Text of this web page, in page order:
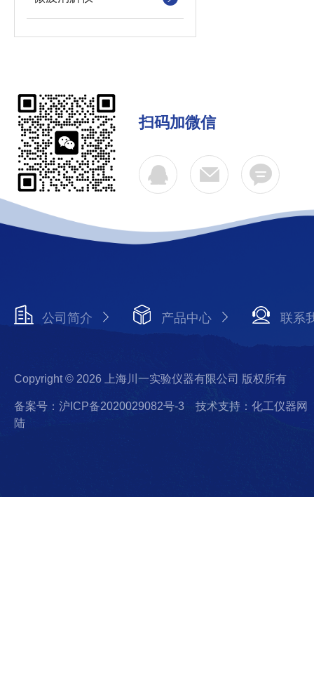
扫码加微信
公司简介 产品中心 联系
Copyright © 2026 上海川一实验仪器有限公司 版权所有
备案号：沪ICP备2020029082号-3
技术支持：化工仪器网
陆